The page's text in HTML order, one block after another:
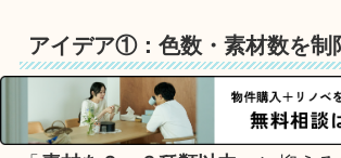
アイデア①：色数・素材数を制
シンプルな空間づくりでは「色数を